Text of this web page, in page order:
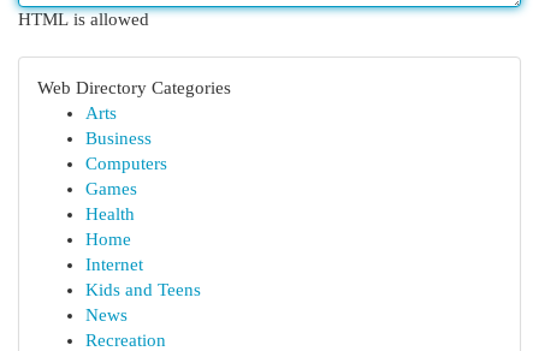
HTML is allowed
Web Directory Categories
Arts
Business
Computers
Games
Health
Home
Internet
Kids and Teens
News
Recreation